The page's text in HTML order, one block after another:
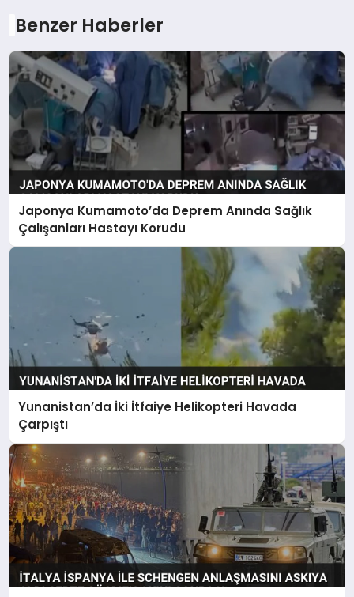
Benzer Haberler
Japonya Kumamoto’da Deprem Anında Sağlık
Çalışanları Hastayı Korudu
Yunanistan’da İki İtfaiye Helikopteri Havada
Çarpıştı